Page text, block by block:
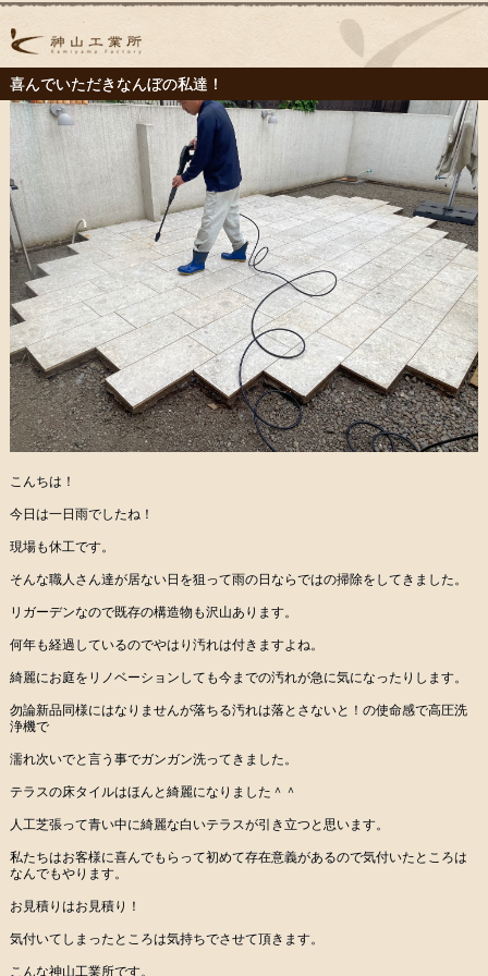
喜んでいただきなんぼの私達！
こんちは！
今日は一日雨でしたね！
現場も休工です。
そんな職人さん達が居ない日を狙って雨の日ならではの掃除をしてきました。
リガーデンなので既存の構造物も沢山あります。
何年も経過しているのでやはり汚れは付きますよね。
綺麗にお庭をリノベーションしても今までの汚れが急に気になったりします。
勿論新品同様にはなりませんが落ちる汚れは落とさないと！の使命感で高圧洗
浄機で
濡れ次いでと言う事でガンガン洗ってきました。
テラスの床タイルはほんと綺麗になりました＾＾
人工芝張って青い中に綺麗な白いテラスが引き立つと思います。
私たちはお客様に喜んでもらって初めて存在意義があるので気付いたところは
なんでもやります。
お見積りはお見積り！
気付いてしまったところは気持ちでさせて頂きます。
こんな神山工業所です。